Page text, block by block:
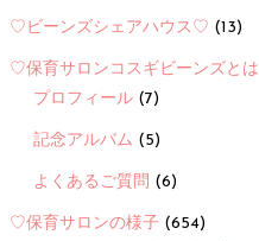
♡ビーンズシェアハウス♡ (13)
♡保育サロンコスギビーンズとは
プロフィール (7)
記念アルバム (5)
よくあるご質問 (6)
♡保育サロンの様子 (654)